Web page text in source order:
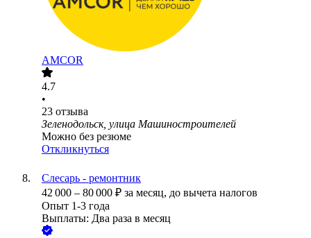
AMCOR
4.7
•
23 отзыва
Зеленодольск, улица Машиностроителей
Можно без резюме
Откликнуться
Слесарь - ремонтник
42 000 – 80 000 ₽ за месяц, до вычета налогов
Опыт 1-3 года
Выплаты: Два раза в месяц